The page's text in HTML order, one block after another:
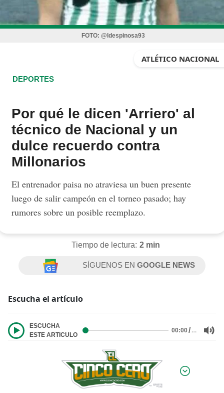
FOTO: @ldespinosa93
ATLÉTICO NACIONAL
DEPORTES
Por qué le dicen 'Arriero' al
técnico de Nacional y un
dulce recuerdo contra
Millonarios
El entrenador paisa no atraviesa un buen presente
luego de salir campeón en el torneo pasado; hay
rumores sobre un posible reemplazo.
Tiempo de lectura: 2 min
SÍGUENOS ENGOOGLE NEWS
Escucha el artículo
ESCUCHA
ESTE ARTICULO
00:00/…
Por: